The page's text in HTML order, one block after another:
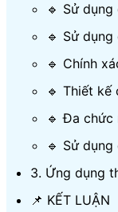
🔹 Sử
🔹 Sử
🔹 Chính
🔹 Thiết kế
🔹 Đa chức
🔹 Sử
3. Ứng dụng
📌 KẾT LUẬN